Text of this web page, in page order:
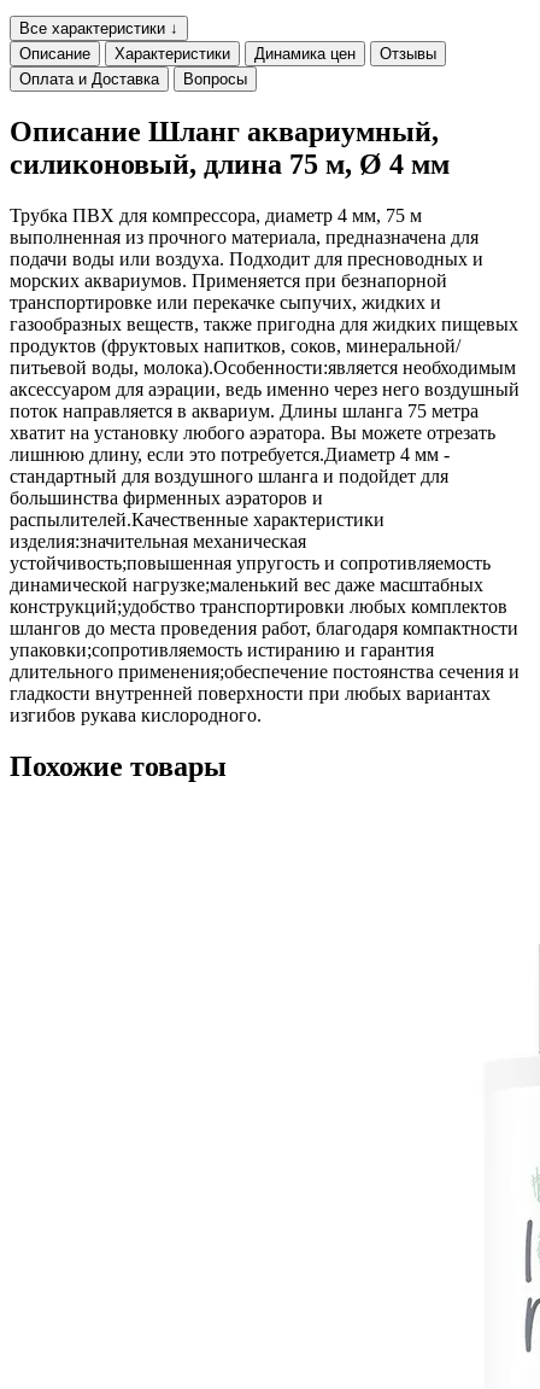
Все характеристики ↓
Описание
Характеристики Динамика цен
Отзывы
Оплата и Доставка
Вопросы
Описание Шланг аквариумный,
силиконовый, длина 75 м, Ø 4 мм
Трубка ПВХ для компрессора, диаметр 4 мм, 75 м
выполненная из прочного материала, предназначена для
подачи воды или воздуха. Подходит для пресноводных и
морских аквариумов. Применяется при безнапорной
транспортировке или перекачке сыпучих, жидких и
газообразных веществ, также пригодна для жидких пищевых
продуктов (фруктовых напитков, соков, минеральной/
питьевой воды, молока).Особенности:является необходимым
аксессуаром для аэрации, ведь именно через него воздушный
поток направляется в аквариум. Длины шланга 75 метра
хватит на установку любого аэратора. Вы можете отрезать
лишнюю длину, если это потребуется.Диаметр 4 мм -
стандартный для воздушного шланга и подойдет для
большинства фирменных аэраторов и
распылителей.Качественные характеристики
изделия:значительная механическая
устойчивость;повышенная упругость и сопротивляемость
динамической нагрузке;маленький вес даже масштабных
конструкций;удобство транспортировки любых комплектов
шлангов до места проведения работ, благодаря компактности
упаковки;сопротивляемость истиранию и гарантия
длительного применения;обеспечение постоянства сечения и
гладкости внутренней поверхности при любых вариантах
изгибов рукава кислородного.
Похожие товары